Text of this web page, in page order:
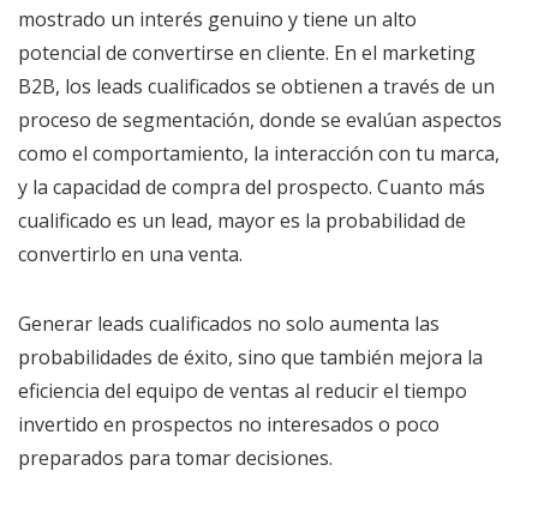
mostrado un interés genuino y tiene un alto
potencial de convertirse en cliente. En el marketing
B2B, los leads cualificados se obtienen a través de un
proceso de segmentación, donde se evalúan aspectos
como el comportamiento, la interacción con tu marca,
y la capacidad de compra del prospecto. Cuanto más
cualificado es un lead, mayor es la probabilidad de
convertirlo en una venta.
Generar leads cualificados no solo aumenta las
probabilidades de éxito, sino que también mejora la
eficiencia del equipo de ventas al reducir el tiempo
invertido en prospectos no interesados o poco
preparados para tomar decisiones.